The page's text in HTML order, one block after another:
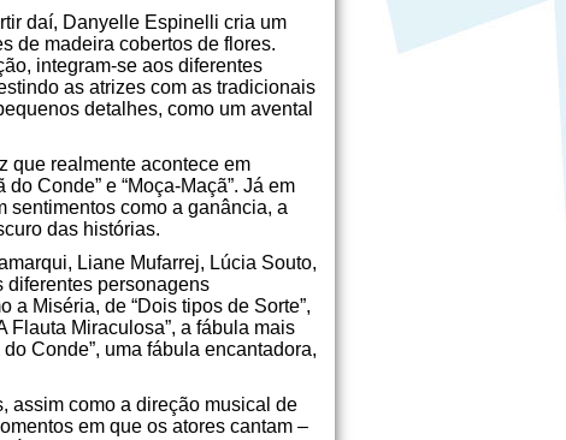
daí, Danyelle Espinelli cria um
de madeira cobertos de flores.
integram-se aos diferentes
as atrizes com as tradicionais
detalhes, como um avental
que realmente aconte­ce em
Conde” e “Moça-Maçã”. Já em
sentimentos como a ganância, a
das histórias.
Liane Mufarrej, Lúcia Souto,
diferentes personagens
Miséria, de “Dois tipos de Sorte”,
Flauta Miraculosa”, a fábula mais
Conde”, uma fábula encantadora,
assim como a direção musical de
em que os atores cantam –